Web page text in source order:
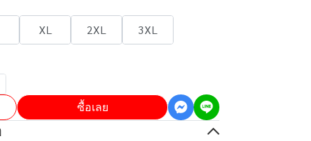
XL 2XL
3XL
ซื้อเลย